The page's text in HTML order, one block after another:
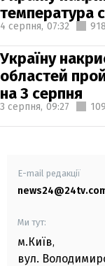
температура
4 серпня, 07:32 918
Україну
областей
на 3 серпня
3 серпня, 09:27
E-mail редакції
Ми тут:
м.Київ,
вул.